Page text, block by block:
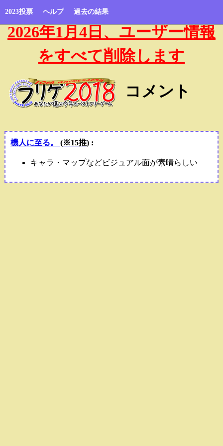
2023投票 ヘルプ 過去の結果
2026年1月4日、ユーザー情報
をすべて削除します
コメント
機人に至る。 (※15推):
キャラ・マップなどビジュアル面が素晴らしい